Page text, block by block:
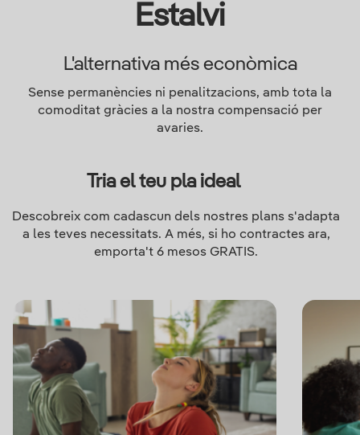
Estalvi
L'alternativa més econòmica
Sense permanències ni penalitzacions, amb tota la
comoditat gràcies a la nostra compensació per
avaries.
Tria el teu pla ideal
Descobreix com cadascun dels nostres plans s'adapta
a les teves necessitats. A més, si ho contractes ara,
emporta't 6 mesos GRATIS.